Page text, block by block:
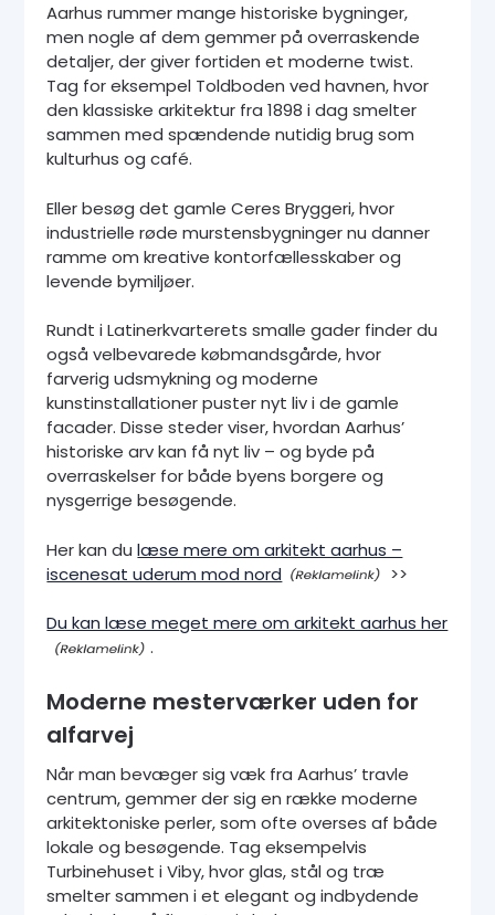
Aarhus rummer mange historiske bygninger,
men nogle af dem gemmer på overraskende
detaljer, der giver fortiden et moderne twist.
Tag for eksempel Toldboden ved havnen, hvor
den klassiske arkitektur fra 1898 i dag smelter
sammen med spændende nutidig brug som
kulturhus og café.
Eller besøg det gamle Ceres Bryggeri, hvor
industrielle røde murstensbygninger nu danner
ramme om kreative kontorfællesskaber og
levende bymiljøer.
Rundt i Latinerkvarterets smalle gader finder du
også velbevarede købmandsgårde, hvor
farverig udsmykning og moderne
kunstinstallationer puster nyt liv i de gamle
facader. Disse steder viser, hvordan Aarhus’
historiske arv kan få nyt liv – og byde på
overraskelser for både byens borgere og
nysgerrige besøgende.
Her kan dulæse mere om arkitekt aarhus –
iscenesat uderum mod nord
>>
Du kan læse meget mere om arkitekt aarhus her
.
Moderne mesterværker uden for
alfarvej
Når man bevæger sig væk fra Aarhus’ travle
centrum, gemmer der sig en række moderne
arkitektoniske perler, som ofte overses af både
lokale og besøgende. Tag eksempelvis
Turbinehuset i Viby, hvor glas, stål og træ
smelter sammen i et elegant og indbydende